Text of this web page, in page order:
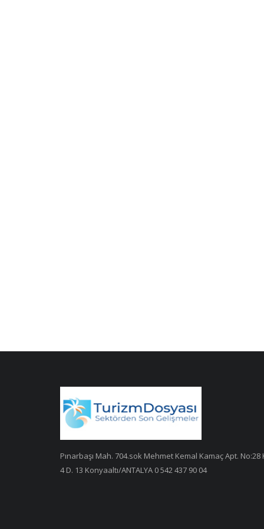
Pınarbaşı Mah. 704.sok Mehmet Kemal Kamaç Apt. No:28
4 D. 13 Konyaaltı/ANTALYA 0 542 437 90 04